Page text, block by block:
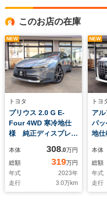
このお店の在庫
NEW
トヨタ
プリウス 2.0 G E-
Four 4WD 寒冷地仕
様 純正ディスプレイ
TV Bluetooth バ
ックカメラ 前後ドラ
イブレコーダー 純正
エンジンスターター
LEDライト
本体 308.0万円
総額
319万円
年式
2023年
走行
3.0万km
NEW
トヨ
ア
パッ
地
ッ
前後
ー
ー
ト
本体
総額
年式
走行